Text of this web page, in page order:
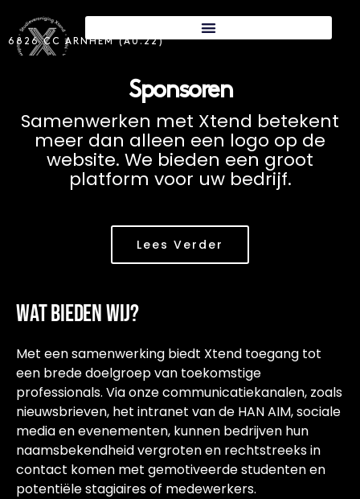
Sponsoren
Samenwerken met Xtend betekent
meer dan alleen een logo op de
website. We bieden een groot
platform voor uw bedrijf.
Lees Verder
Wat bieden wij?
Met een samenwerking biedt Xtend toegang tot
een brede doelgroep van toekomstige
professionals. Via onze communicatiekanalen, zoals
nieuwsbrieven, het intranet van de HAN AIM, sociale
media en evenementen, kunnen bedrijven hun
naamsbekendheid vergroten en rechtstreeks in
contact komen met gemotiveerde studenten en
potentiële stagiaires of medewerkers.
6826 CC ARNHEM (A0.22)